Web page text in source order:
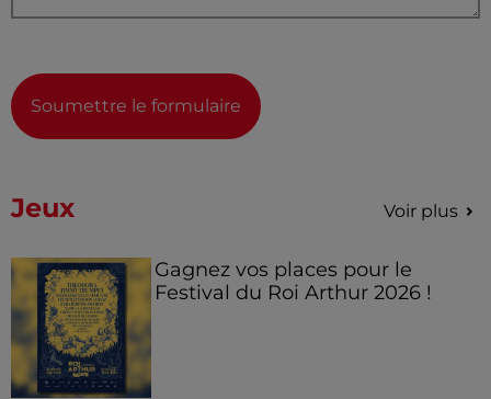
Soumettre le formulaire
Jeux Voir plus
Gagnez vos places pour le
Festival du Roi Arthur 2026 !